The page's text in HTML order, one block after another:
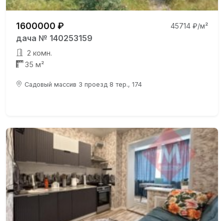
1600000 ₽ 45714 ₽/м²
дача № 140253159
2 комн.
35 м²
Садовый массив 3 проезд 8 тер., 174